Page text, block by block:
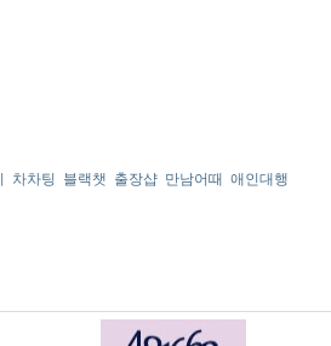
차차팅 블랙챗 출장샵 만남어때 애인대행